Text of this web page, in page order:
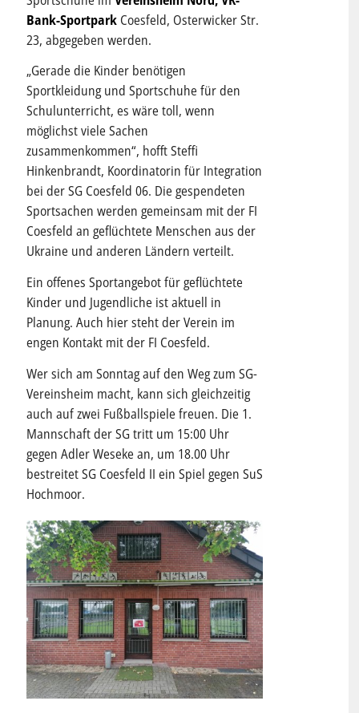
Bank-SportparkCoesfeld, Osterwicker Str.
23, abgegeben werden.
„Gerade die Kinder benötigen
Sportkleidung und Sportschuhe für den
Schulunterricht, es wäre toll, wenn
möglichst viele Sachen
zusammenkommen“, hofft Steffi
Hinkenbrandt, Koordinatorin für Integration
bei der SG Coesfeld 06. Die gespendeten
Sportsachen werden gemeinsam mit der FI
Coesfeld an geflüchtete Menschen aus der
Ukraine und anderen Ländern verteilt.
Ein offenes Sportangebot für geflüchtete
Kinder und Jugendliche ist aktuell in
Planung. Auch hier steht der Verein im
engen Kontakt mit der FI Coesfeld.
Wer sich am Sonntag auf den Weg zum SG-
Vereinsheim macht, kann sich gleichzeitig
auch auf zwei Fußballspiele freuen. Die 1.
Mannschaft der SG tritt um 15:00 Uhr
gegen Adler Weseke an, um 18.00 Uhr
bestreitet SG Coesfeld II ein Spiel gegen SuS
Hochmoor.